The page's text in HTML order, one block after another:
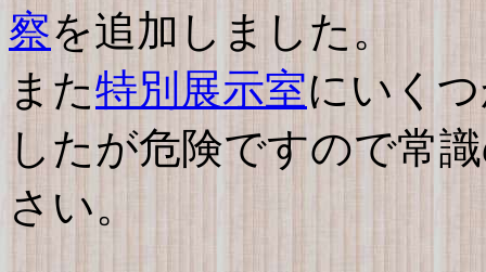
察を追加しました。
また特別展示室にいく
したが危険ですので常
さい。